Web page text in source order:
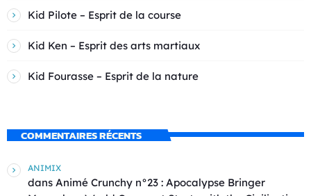
Kid Pilote – Esprit de la course
Kid Ken – Esprit des arts martiaux
Kid Fourasse – Esprit de la nature
COMMENTAIRES RÉCENTS
ANIMIX
dans Animé Crunchy n°23 : Apocalypse Bringer